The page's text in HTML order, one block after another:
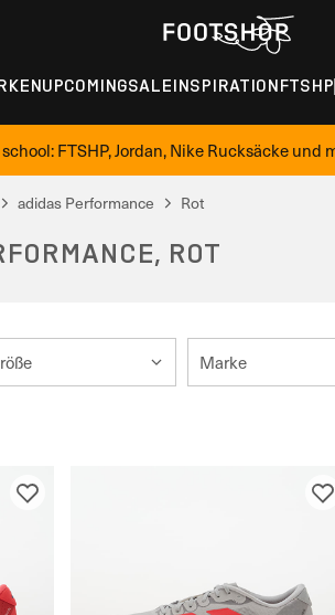
UPCOMINGSALEINSPIRATIONFTSHP
FTSHP, Jordan, Nike Rucksäcke und
adidas Performance Rot
ROT
Marke